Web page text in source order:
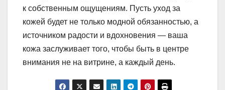
к собственным ощущениям. Пусть уход за
кожей будет не только модной обязанностью, а
источником радости и вдохновения — ваша
кожа заслуживает того, чтобы быть в центре
внимания не на витрине, а каждый день.